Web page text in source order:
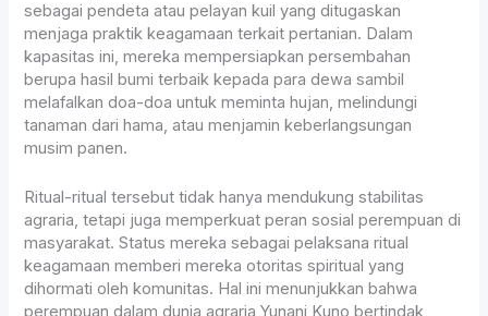
sebagai pendeta atau pelayan kuil yang ditugaskan
menjaga praktik keagamaan terkait pertanian. Dalam
kapasitas ini, mereka mempersiapkan persembahan
berupa hasil bumi terbaik kepada para dewa sambil
melafalkan doa-doa untuk meminta hujan, melindungi
tanaman dari hama, atau menjamin keberlangsungan
musim panen.
Ritual-ritual tersebut tidak hanya mendukung stabilitas
agraria, tetapi juga memperkuat peran sosial perempuan di
masyarakat. Status mereka sebagai pelaksana ritual
keagamaan memberi mereka otoritas spiritual yang
dihormati oleh komunitas. Hal ini menunjukkan bahwa
perempuan dalam dunia agraria Yunani Kuno bertindak